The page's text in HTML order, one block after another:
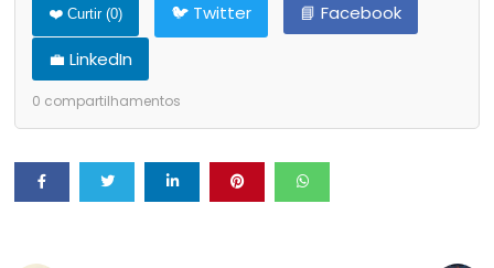
❤️ Curtir (0) 🐦 Twitter
📘 Facebook
💼 LinkedIn
0 compartilhamentos